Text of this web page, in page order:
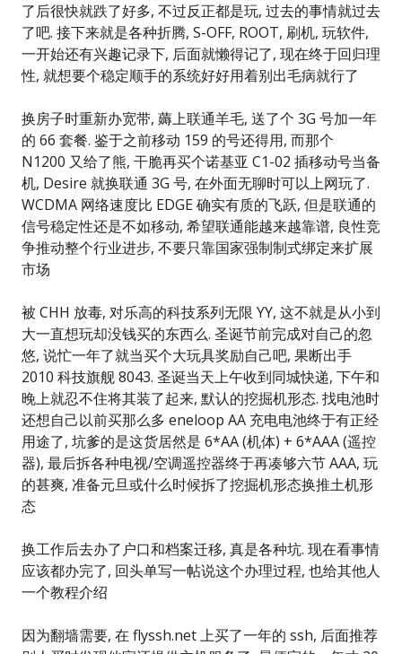
了后很快就跌了好多, 不过反正都是玩, 过去的事情就过去
了吧. 接下来就是各种折腾, S-OFF, ROOT, 刷机, 玩软件,
一开始还有兴趣记录下, 后面就懒得记了, 现在终于回归理
性, 就想要个稳定顺手的系统好好用着别出毛病就行了
换房子时重新办宽带, 薅上联通羊毛, 送了个 3G 号加一年
的 66 套餐. 鉴于之前移动 159 的号还得用, 而那个
N1200 又给了熊, 干脆再买个诺基亚 C1-02 插移动号当备
机, Desire 就换联通 3G 号, 在外面无聊时可以上网玩了.
WCDMA 网络速度比 EDGE 确实有质的飞跃, 但是联通的
信号稳定性还是不如移动, 希望联通能越来越靠谱, 良性竞
争推动整个行业进步, 不要只靠国家强制制式绑定来扩展
市场
被 CHH 放毒, 对乐高的科技系列无限 YY, 这不就是从小到
大一直想玩却没钱买的东西么. 圣诞节前完成对自己的忽
悠, 说忙一年了就当买个大玩具奖励自己吧, 果断出手
2010 科技旗舰 8043. 圣诞当天上午收到同城快递, 下午和
晚上就忍不住将其装了起来, 默认的挖掘机形态. 找电池时
还想自己以前买那么多 eneloop AA 充电电池终于有正经
用途了, 坑爹的是这货居然是 6*AA (机体) + 6*AAA (遥控
器), 最后拆各种电视/空调遥控器终于再凑够六节 AAA, 玩
的甚爽, 准备元旦或什么时候拆了挖掘机形态换推土机形
态
换工作后去办了户口和档案迁移, 真是各种坑. 现在看事情
应该都办完了, 回头单写一帖说这个办理过程, 也给其他人
一个教程介绍
因为翻墙需要, 在 flyssh.net 上买了一年的 ssh, 后面推荐